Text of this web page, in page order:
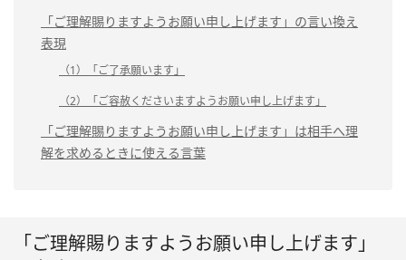
「ご理解賜りますようお願い申し上げます」の言い換え
表現
（1）「ご了承願います」
（2）「ご容赦くださいますようお願い申し上げます」
「ご理解賜りますようお願い申し上げます」は相手へ理
解を求めるときに使える言葉
「ご理解賜りますようお願い申し上げます」